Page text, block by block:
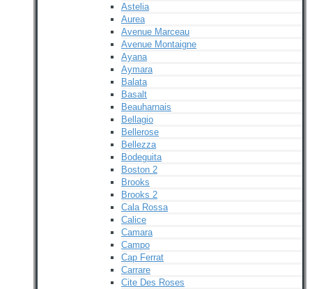
Astelia
Aurea
Avenue Marceau
Avenue Montaigne
Ayana
Aymara
Balata
Basalt
Beauharnais
Bellagio
Bellerose
Bellezza
Bodeguita
Boston 2
Brooks
Brooks 2
Cala Rossa
Calice
Camara
Campo
Cap Ferrat
Carrare
Cite Des Roses